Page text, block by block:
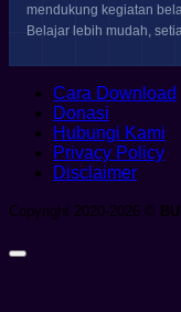
mendukung kegiatan
Belajar lebih mudah,
Cara Download
Donasi
Hubungi Kami
Privacy Policy
Disclaimer
Copyright 2020-2026 ©